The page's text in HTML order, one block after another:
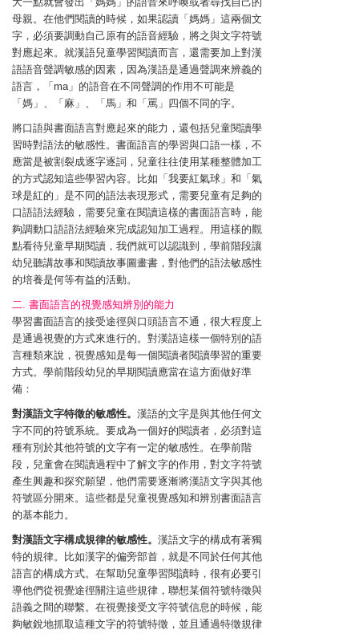
母親。在他們閱讀的時候，如果認讀「媽媽」這兩個文
字，必須要調動自己原有的語音經驗，將之與文字符號
對應起來。就漢語兒童學習閱讀而言，還需要加上對漢
語語音聲調敏感的因素，因為漢語是通過聲調來辨義的
語言，「ma」的語音在不同聲調的作用不可能是
「媽」、「麻」、「馬」和「罵」四個不同的字。
將口語與書面語言對應起來的能力，還包括兒童閱讀學
習時對語法的敏感性。書面語言的學習與口語一樣，不
應當是被割裂成逐字逐詞，兒童往往使用某種整體加工
的方式認知這些學習內容。比如「我要紅氣球」和「氣
球是紅的」是不同的語法表現形式，需要兒童有足夠的
口語語法經驗，需要兒童在閱讀這樣的書面語言時，能
夠調動口語語法經驗來完成認知加工過程。用這樣的觀
點看待兒童早期閱讀，我們就可以認識到，學前階段讓
幼兒聽講故事和閱讀故事圖畫書，對他們的語法敏感性
的培養是何等有益的活動。
二. 書面語言的視覺感知辨別的能力
學習書面語言的接受途徑與口頭語言不通，很大程度上
是通過視覺的方式來進行的。對漢語這樣一個特別的語
言種類來說，視覺感知是每一個閱讀者閱讀學習的重要
方式。學前階段幼兒的早期閱讀應當在這方面做好準
備：
對漢語文字特徵的敏感性。 漢語的文字是與其他任何文
字不同的符號系統。要成為一個好的閱讀者，必須對這
種有別於其他符號的文字有一定的敏感性。在學前階
段，兒童會在閱讀過程中了解文字的作用，對文字符號
產生興趣和探究願望，他們需要逐漸將漢語文字與其他
符號區分開來。這些都是兒童視覺感知和辨別書面語言
的基本能力。
對漢語文字構成規律的敏感性。 漢語文字的構成有著獨
特的規律。比如漢字的偏旁部首，就是不同於任何其他
語言的構成方式。在幫助兒童學習閱讀時，很有必要引
導他們從視覺途徑關注這些規律，聯想某個符號特徵與
語義之間的聯繫。在視覺接受文字符號信息的時候，能
夠敏銳地抓取這種文字的符號特徵，並且通過特徵規律